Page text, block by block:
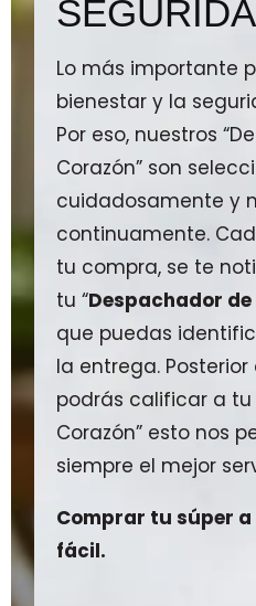
Lo más importante
bienestar y la
Por eso, nuestros
Corazón” son
cuidadosamente y
continuamente.
tu compra, se te
tu “Despachador
que puedas
la entrega.
podrás calificar a tu
Corazón” esto nos
siempre el mejor
Comprar tu súper
fácil.